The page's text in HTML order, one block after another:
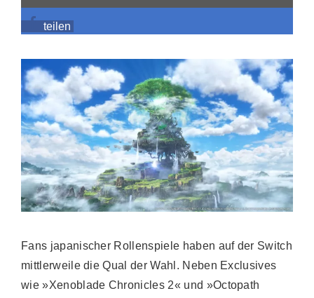
teilen
Fans japanischer Rollenspiele haben auf der Switch
mittlerweile die Qual der Wahl. Neben Exclusives
wie »Xenoblade Chronicles 2« und »Octopath